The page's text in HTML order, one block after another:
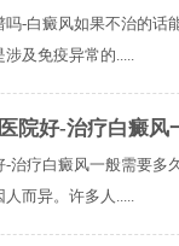
-白癜风如果不治的话
及免疫异常的.....
院好-治疗白癜风
治疗白癜风一般需要多
而异。许多人.....